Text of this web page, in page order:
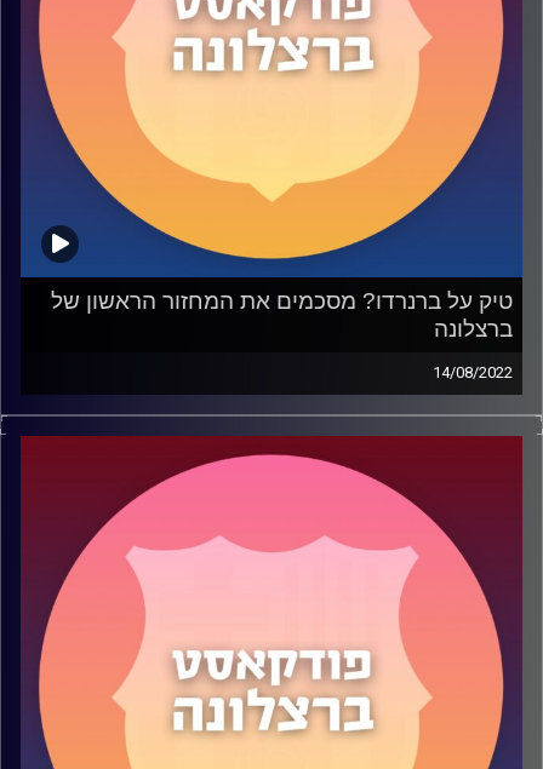
טיק על ברנרדו? מסכמים את המחזור הראשון של
ברצלונה
14/08/2022
בפרק 50 (
) של הפודקאסט עסקנו בהרחבה בתיקו הצונן
של בארסה בפתיחת הליגה. בעיית המגן הימני, הקישור,
הקיצוניים ופרנקי דה יונג.
דיברנו כמובן על המצב עם אובה וממפיס וגם על ברנרדו
סילבה ואיך בכלל בארסה יכולה להרשות לעצמה את הכוכב
הפורטוגלי.
האזנה נעימה